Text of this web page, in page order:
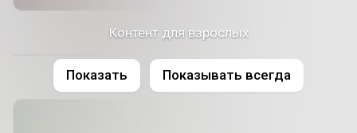
Контент для взрослых
Показать Показывать всегда